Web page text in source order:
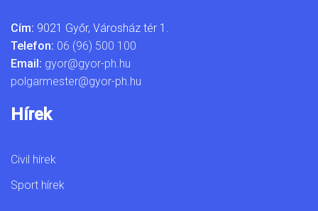
Cím: 9021 Győr, Városház tér 1.
Telefon: 06 (96) 500 100
Email: gyor@gyor-ph.hu
polgarmester@gyor-ph.hu
Hírek
Civil hírek
Sport hírek